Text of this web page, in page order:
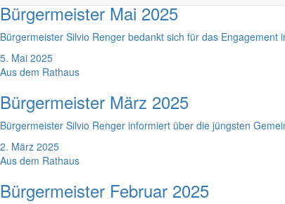
Bürgermeister Mai 2025
Bürgermeister Silvio Renger bedankt sich für das
5. Mai 2025
Aus dem Rathaus
Bürgermeister März 2025
Bürgermeister Silvio Renger informiert über die jüngsten
2. März 2025
Aus dem Rathaus
Bürgermeister Februar 2025